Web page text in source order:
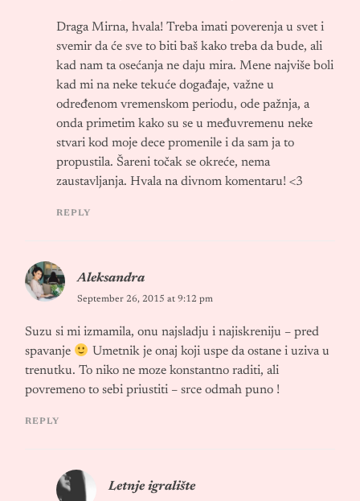
Draga Mirna, hvala! Treba imati poverenja u svet i
svemir da će sve to biti baš kako treba da bude, ali
kad nam ta osećanja ne daju mira. Mene najviše boli
kad mi na neke tekuće događaje, važne u
određenom vremenskom periodu, ode pažnja, a
onda primetim kako su se u međuvremenu neke
stvari kod moje dece promenile i da sam ja to
propustila. Šareni točak se okreće, nema
zaustavljanja. Hvala na divnom komentaru! <3
REPLY
Aleksandra
September 26, 2015 at 9:12 pm
Suzu si mi izmamila, onu najsladju i najiskreniju – pred
spavanje
Umetnik je onaj koji uspe da ostane i uziva u
trenutku. To niko ne moze konstantno raditi, ali
povremeno to sebi priustiti – srce odmah puno !
REPLY
Letnje igralište